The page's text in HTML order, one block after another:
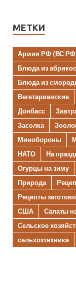
МЕТКИ
Армия РФ (ВС
Блюда из
Блюда из
Вегетарианские
Донбасс
Засолка
Минобороны
НАТО
На
Огурцы на зиму
Природа
Рецепты
США
Салаты
Сельское
сельхозтехника